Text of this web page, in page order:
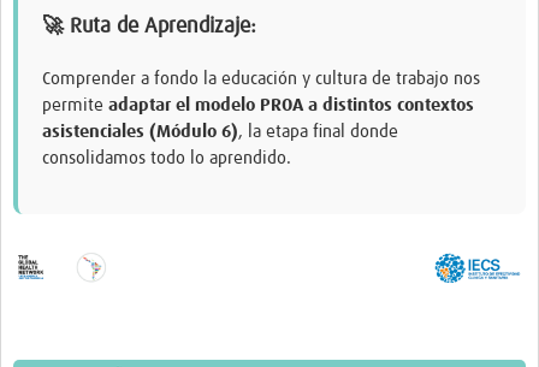
🚀 Ruta de Aprendizaje:
Comprender a fondo la educación y cultura de trabajo nos
permite adaptar el modelo PROA a distintos contextos
asistenciales (Módulo 6), la etapa final donde
consolidamos todo lo aprendido.